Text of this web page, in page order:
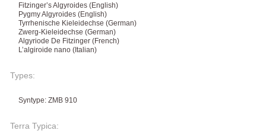
Fitzinger’s Algyroides (English)
Pygmy Algyroides (English)
Tyrrhenische Kieleidechse (German)
Zwerg-Kieleidechse (German)
Algyriode De Fitzinger (French)
L’algiroide nano (Italian)
Types:
Syntype: ZMB 910
Terra Typica: